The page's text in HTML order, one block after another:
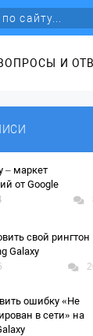
И
– маркет
от Google
свой рингтон
Galaxy
ошибку «Не
в сети» на